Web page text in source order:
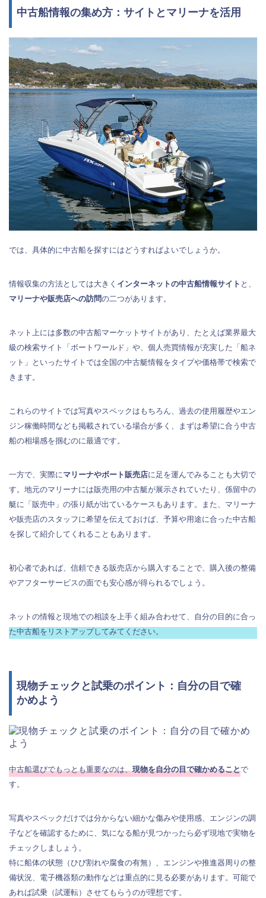
中古船情報の集め方：サイトとマリーナを活用
では、具体的に中古船を探すにはどうすればよいでしょうか。
情報収集の方法としては大きく インターネットの中古船情報サイト と、
マリーナや販売店への訪問の二つがあります。
ネット上には多数の中古船マーケットサイトがあり、たとえば業界最大
級の検索サイト「ボートワールド」や、個人売買情報が充実した「船ネ
ット」といったサイトでは全国の中古艇情報をタイプや価格帯で検索で
きます。
これらのサイトでは写真やスペックはもちろん、過去の使用履歴やエン
ジン稼働時間なども掲載されている場合が多く、まずは希望に合う中古
船の相場感を掴むのに最適です。
一方で、実際に マリーナやボート販売店に足を運んでみることも大切で
す。地元のマリーナには販売用の中古艇が展示されていたり、係留中の
艇に「販売中」の張り紙が出ているケースもあります。また、マリーナ
や販売店のスタッフに希望を伝えておけば、予算や用途に合った中古船
を探して紹介してくれることもあります。
初心者であれば、信頼できる販売店から購入することで、購入後の整備
やアフターサービスの面でも安心感が得られるでしょう。
ネットの情報と現地での相談を上手く組み合わせて、自分の目的に合っ
た中古船をリストアップしてみてください。
現物チェックと試乗のポイント：自分の目で確
かめよう
中古船選びでもっとも重要なのは、現物を自分の目で確かめることで
す。
写真やスペックだけでは分からない細かな傷みや使用感、エンジンの調
子などを確認するために、気になる船が見つかったら必ず現地で実物を
チェックしましょう。
特に船体の状態（ひび割れや腐食の有無）、エンジンや推進器周りの整
備状況、電子機器類の動作などは重点的に見る必要があります。可能で
あれば試乗（試運転）させてもらうのが理想です。